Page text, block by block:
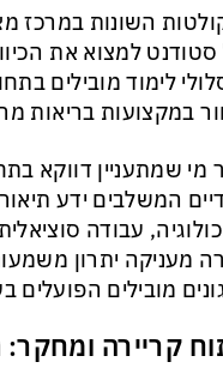
השונות במרכז
למצוא את
לימוד מובילים
במקצועות בריאות
מי שמתעניין דווקא
המשלבים ידע
עבודה
מעניקה יתרון
מובילים הפועלים
קריירה ומחקר: